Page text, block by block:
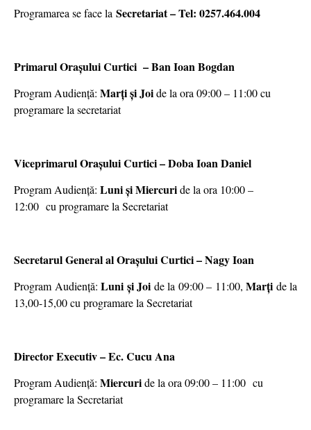
Programarea se face la Secretariat – Tel: 0257.464.004
Primarul Orașului Curtici – Ban Ioan Bogdan
Program Audiență: Marți și Joide la ora 09:00 – 11:00 cu
programare la secretariat
Viceprimarul Orașului Curtici – Doba Ioan Daniel
Program Audiență: Luni și Miercuride la ora 10:00 –
12:00 cu programare la Secretariat
Secretarul General al Orașului Curtici – Nagy Ioan
Program Audiență: Luni și Joi de la 09:00 – 11:00, Marți de la
13,00-15,00 cu programare la Secretariat
Director Executiv – Ec. Cucu Ana
Program Audiență: Miercuride la ora 09:00 – 11:00 cu
programare la Secretariat